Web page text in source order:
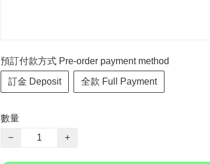
預訂付款方式 Pre-order payment method
訂金 Deposit 全款 Full Payment
數量
−
+